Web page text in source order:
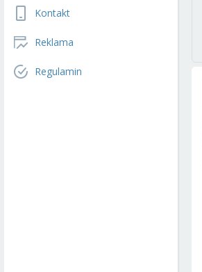
Kontakt
Reklama
Regulamin